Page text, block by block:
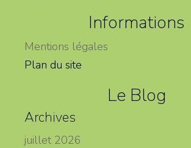
Informations
Mentions légales
Plan du site
Le Blog
Archives
juillet 2026